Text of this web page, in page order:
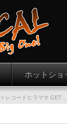
ホットショ
> レコードヒラマサ GET